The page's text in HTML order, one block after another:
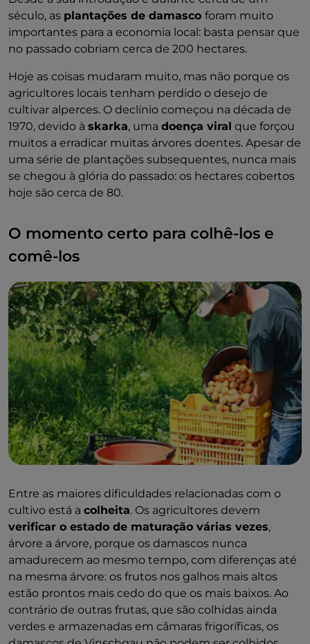
século, as plantações de damasco foram muito
importantes para a economia local: basta pensar que
no passado cobriam cerca de 200 hectares.
Hoje as coisas mudaram muito, mas não porque os
agricultores locais tenham perdido o desejo de
cultivar alperces. O declínio começou na década de
1970, devido à skarka, uma doença viral que forçou
muitos a erradicar muitas árvores doentes. Apesar de
uma série de plantações subsequentes, nunca mais
se chegou à glória do passado: os hectares cobertos
hoje são cerca de 80.
O momento certo para colhê-los e
comê-los
Entre as maiores dificuldades relacionadas com o
cultivo está a colheita. Os agricultores devem
verificar o estado de maturação várias vezes,
árvore a árvore, porque os damascos nunca
amadurecem ao mesmo tempo, com diferenças até
na mesma árvore: os frutos nos galhos mais altos
estão prontos mais cedo do que os mais baixos. Ao
contrário de outras frutas, que são colhidas ainda
verdes e armazenadas em câmaras frigoríficas, os